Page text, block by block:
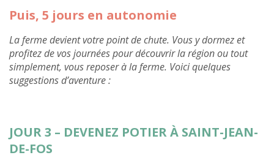
Puis, 5 jours en autonomie
La ferme devient votre point de chute. Vous y dormez et
profitez de vos journées pour découvrir la région ou tout
simplement, vous reposer à la ferme. Voici quelques
suggestions d’aventure :
JOUR 3 – DEVENEZ POTIER À SAINT-JEAN-
DE-FOS